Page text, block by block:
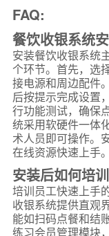
FAQ:
餐饮收银系统
安装餐饮收银系统
个环节。首先，选
接电源和周边配件
后按提示完成设置
行功能测试，确保
统采用软硬件一体
术人员即可操作。
在线资源快速上手。
安装后如何培
培训员工快速上手
收银系统提供直观
能如扫码点餐和结
练习会员管理模块